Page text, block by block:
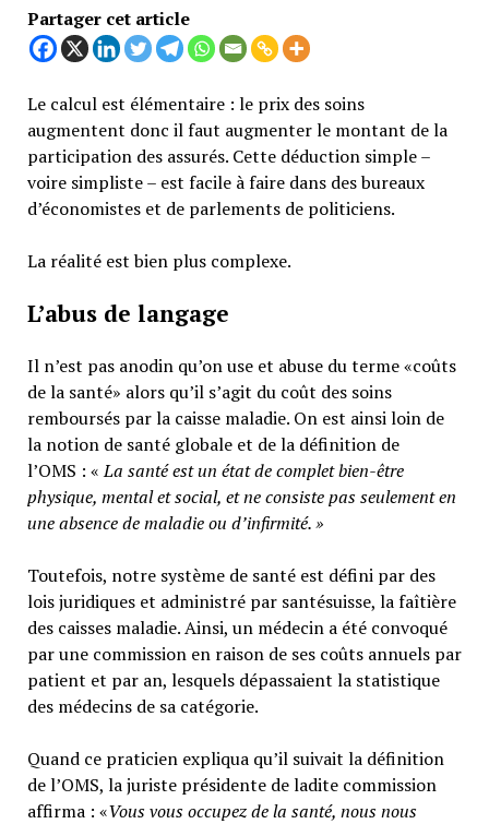
Partager cet article
Le calcul est élémentaire : le prix des soins
augmentent donc il faut augmenter le montant de la
participation des assurés. Cette déduction simple –
voire simpliste – est facile à faire dans des bureaux
d’économistes et de parlements de politiciens.
La réalité est bien plus complexe.
L’abus de langage
Il n’est pas anodin qu’on use et abuse du terme «coûts
de la santé» alors qu’il s’agit du coût des soins
remboursés par la caisse maladie. On est ainsi loin de
la notion de santé globale et de la définition de
l’OMS : «La santé est un état de complet bien-être
physique, mental et social, et ne consiste pas seulement en
une absence de maladie ou d’infirmité.»
Toutefois, notre système de santé est défini par des
lois juridiques et administré par santésuisse, la faîtière
des caisses maladie. Ainsi, un médecin a été convoqué
par une commission en raison de ses coûts annuels par
patient et par an, lesquels dépassaient la statistique
des médecins de sa catégorie.
Quand ce praticien expliqua qu’il suivait la définition
de l’OMS, la juriste présidente de ladite commission
affirma : «Vous vous occupez de la santé, nous nous